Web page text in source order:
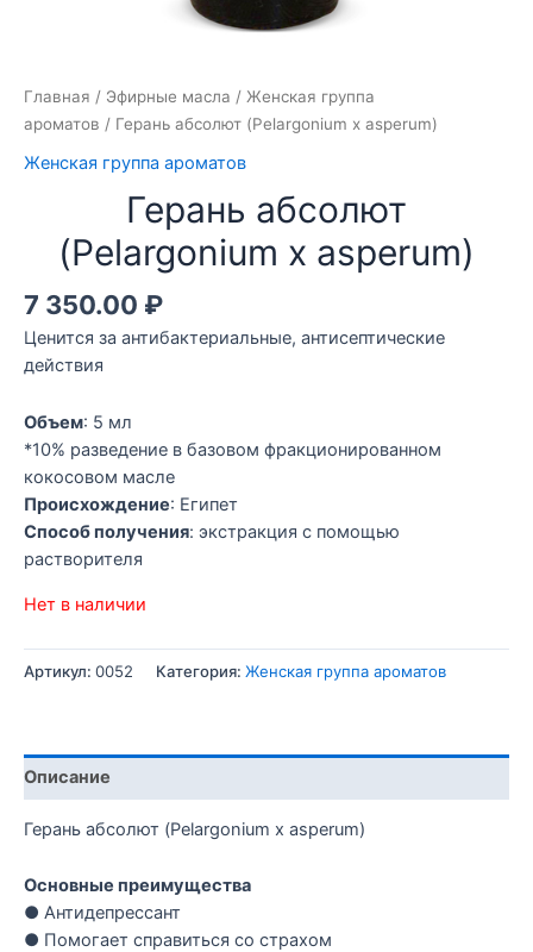
Главная / Эфирные масла / Женская группа
ароматов / Герань абсолют (Pelargonium x asperum)
Женская группа ароматов
Герань абсолют
(Pelargonium x asperum)
7 350.00 ₽
Ценится за антибактериальные, антисептические
действия
Объем: 5 мл
*10% разведение в базовом фракционированном
кокосовом масле
Происхождение: Египет
Способ получения: экстракция с помощью
растворителя
Нет в наличии
Артикул: 0052 Категория: Женская группа ароматов
Описание
Герань абсолют (Pelargonium x asperum)
Основные преимущества
● Антидепрессант
● Помогает справиться со страхом